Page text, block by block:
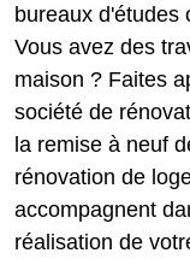
bureaux d'études
Vous avez des
maison ? Faites
société de
la remise à neuf
rénovation de
accompagnent
réalisation de